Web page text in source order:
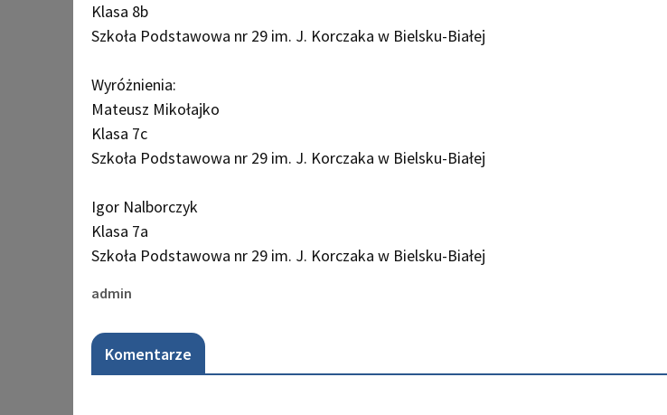
Klasa 8b
Szkoła Podstawowa nr 29 im. J. Korczaka w Bielsku-Białej
Wyróżnienia:
Mateusz Mikołajko
Klasa 7c
Szkoła Podstawowa nr 29 im. J. Korczaka w Bielsku-Białej
Igor Nalborczyk
Klasa 7a
Szkoła Podstawowa nr 29 im. J. Korczaka w Bielsku-Białej
admin
Komentarze